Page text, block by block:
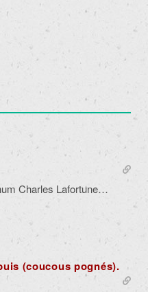
Charles Lafortune…
(coucous pognés).